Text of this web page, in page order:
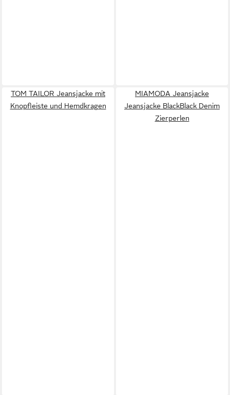
TOM TAILOR Jeansjacke mit
Knopfleiste und Hemdkragen
MIAMODA Jeansjacke
Jeansjacke BlackBlack Denim
Zierperlen